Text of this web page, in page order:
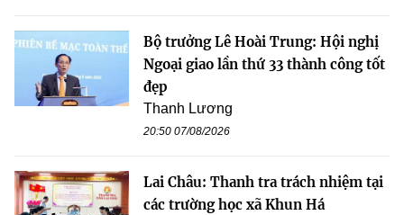
Bộ trưởng Lê Hoài Trung: Hội nghị
Ngoại giao lần thứ 33 thành công tốt
đẹp
Thanh Lương
20:50 07/08/2026
Lai Châu: Thanh tra trách nhiệm tại
các trường học xã Khun Há